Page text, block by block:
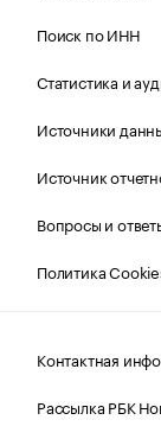
Поиск по ИНН
Статистика и
Источники
Источник
Вопросы и
Политика
Контактная
Рассылка РБК